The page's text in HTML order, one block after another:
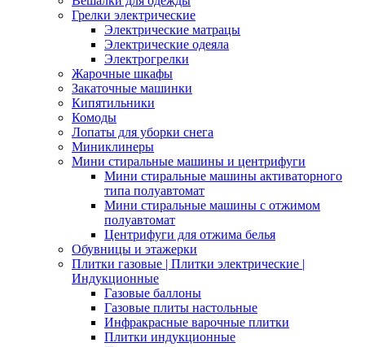
Грелки электрические
Электрические матрацы
Электрические одеяла
Электрогрелки
Жарочные шкафы
Закаточные машинки
Кипятильники
Комоды
Лопаты для уборки снега
Миниклинеры
Мини стиральные машины и центрифуги
Мини стиральные машины активаторного
типа полуавтомат
Мини стиральные машины с отжимом
полуавтомат
Центрифуги для отжима белья
Обувницы и этажерки
Плитки газовые | Плитки электрические |
Индукционные
Газовые баллоны
Газовые плиты настольные
Инфракрасные варочные плитки
Плитки индукционные